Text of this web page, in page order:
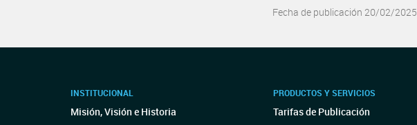
Fecha de publicación 20/02/2025
INSTITUCIONAL
Misión, Visión e Historia
PRODUCTOS Y SERVICIOS
Tarifas de Publicación